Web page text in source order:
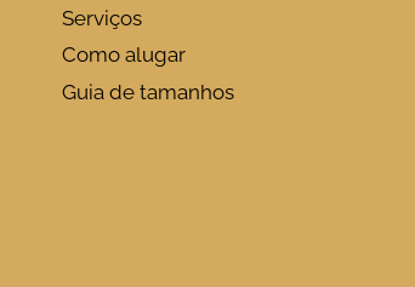
may
be
chosen
Serviços
Como alugar
Guia de tamanhos